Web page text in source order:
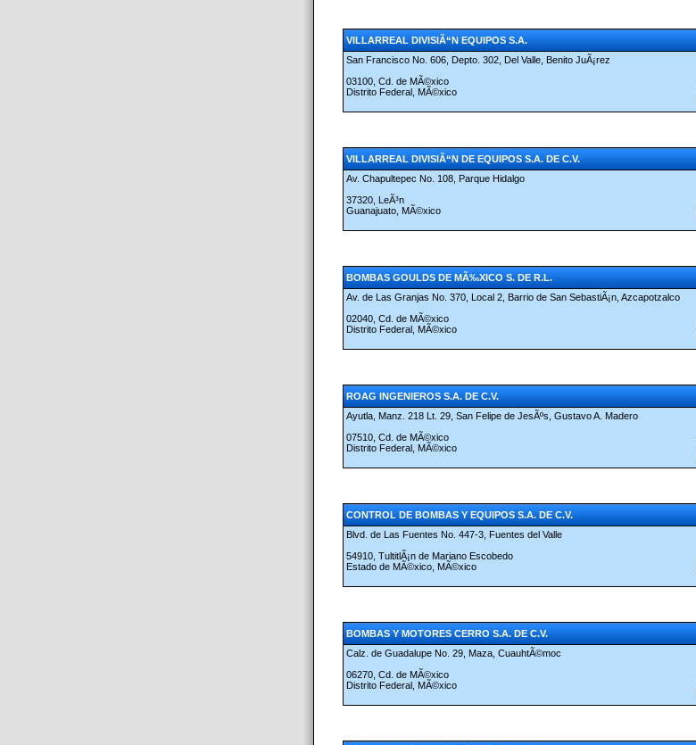
VILLARREAL DIVISIÃ“N EQUIPOS S.A.
San Francisco No. 606, Depto. 302, Del Valle, Benito JuÃ¡rez
03100, Cd. de MÃ©xico
Distrito Federal, MÃ©xico
VILLARREAL DIVISIÃ“N DE EQUIPOS S.A. DE C.V.
Av. Chapultepec No. 108, Parque Hidalgo
37320, LeÃ³n
Guanajuato, MÃ©xico
BOMBAS GOULDS DE MÃ‰XICO S. DE R.L.
Av. de Las Granjas No. 370, Local 2, Barrio de San SebastiÃ¡n, Azcapotzalco
02040, Cd. de MÃ©xico
Distrito Federal, MÃ©xico
ROAG INGENIEROS S.A. DE C.V.
Ayutla, Manz. 218 Lt. 29, San Felipe de JesÃºs, Gustavo A. Madero
07510, Cd. de MÃ©xico
Distrito Federal, MÃ©xico
CONTROL DE BOMBAS Y EQUIPOS S.A. DE C.V.
Blvd. de Las Fuentes No. 447-3, Fuentes del Valle
54910, TultitlÃ¡n de Mariano Escobedo
Estado de MÃ©xico, MÃ©xico
BOMBAS Y MOTORES CERRO S.A. DE C.V.
Calz. de Guadalupe No. 29, Maza, CuauhtÃ©moc
06270, Cd. de MÃ©xico
Distrito Federal, MÃ©xico